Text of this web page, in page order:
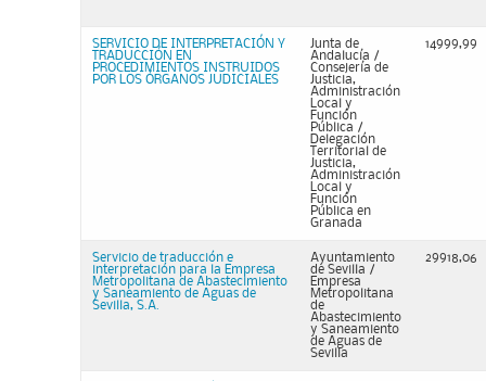
SERVICIO DE INTERPRETACIÓN Y
TRADUCCIÓN EN
PROCEDIMIENTOS INSTRUIDOS
POR LOS ÓRGANOS JUDICIALES
Junta de
Andalucía /
Consejería de
Justicia,
Administración
Local y
Función
Pública /
Delegación
Territorial de
Justicia,
Administración
Local y
Función
Pública en
Granada
14999,99
Servicio de traducción e
interpretación para la Empresa
Metropolitana de Abastecimiento
y Saneamiento de Aguas de
Sevilla, S.A.
Ayuntamiento
de Sevilla /
Empresa
Metropolitana
de
Abastecimiento
y Saneamiento
de Aguas de
Sevilla
29918,06